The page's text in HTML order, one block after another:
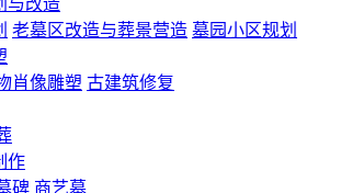
老墓区改造与葬景营造 墓园小区规划
肖像雕塑 古建筑修复
作
碑 商艺墓